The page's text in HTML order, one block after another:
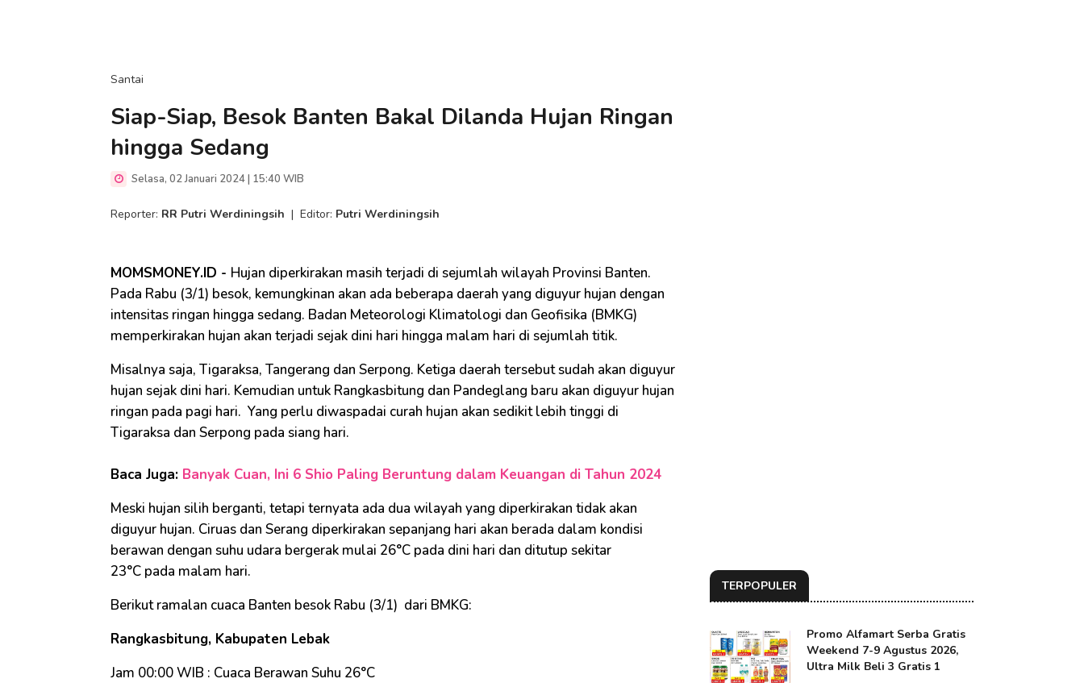
Santai
Siap-Siap, Besok Banten Bakal Dilanda Hujan Ringan
hingga Sedang
Selasa, 02 Januari 2024 | 15:40 WIB
Reporter: RR Putri Werdiningsih | Editor: Putri Werdiningsih
MOMSMONEY.ID - Hujan diperkirakan masih terjadi di sejumlah wilayah Provinsi Banten.
Pada Rabu (3/1) besok, kemungkinan akan ada beberapa daerah yang diguyur hujan dengan
intensitas ringan hingga sedang. Badan Meteorologi Klimatologi dan Geofisika (BMKG)
memperkirakan hujan akan terjadi sejak dini hari hingga malam hari di sejumlah titik.
Misalnya saja, Tigaraksa, Tangerang dan Serpong. Ketiga daerah tersebut sudah akan diguyur
hujan sejak dini hari. Kemudian untuk Rangkasbitung dan Pandeglang baru akan diguyur hujan
ringan pada pagi hari. Yang perlu diwaspadai curah hujan akan sedikit lebih tinggi di
Tigaraksa dan Serpong pada siang hari.
Baca Juga: Banyak Cuan, Ini 6 Shio Paling Beruntung dalam Keuangan di Tahun 2024
Meski hujan silih berganti, tetapi ternyata ada dua wilayah yang diperkirakan tidak akan
diguyur hujan. Ciruas dan Serang diperkirakan sepanjang hari akan berada dalam kondisi
berawan dengan suhu udara bergerak mulai 26°C pada dini hari dan ditutup sekitar
23°C pada malam hari.
Berikut ramalan cuaca Banten besok Rabu (3/1) dari BMKG:
Rangkasbitung, Kabupaten Lebak
Jam 00:00 WIB : Cuaca Berawan Suhu 26°C
TERPOPULER
Promo Alfamart Serba Gratis
Weekend 7-9 Agustus 2026,
Ultra Milk Beli 3 Gratis 1